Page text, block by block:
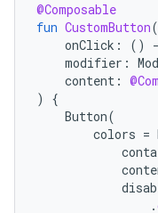
@Composable
fun CustomButton(
onClick : () -
modifier :
content :
)
{
Button(
colors =
.